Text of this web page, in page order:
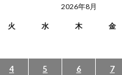
2026年8月
火 水 木 金
4 5 6 7